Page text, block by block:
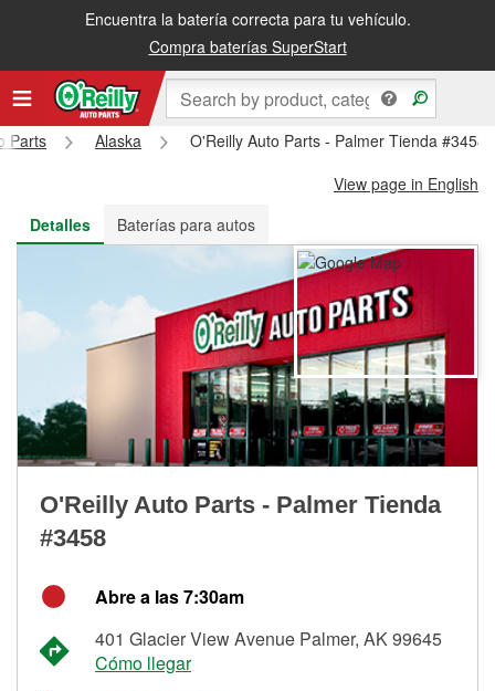
Encuentra la batería correcta para tu vehículo.
Compra baterías SuperStart
Recibe tu orden gratis al día siguiente o recógela en la tienda
Parts Alaska
O'Reilly Auto Parts - Palmer Tienda #3458
View page in English
Detalles
Baterías para autos
O'Reilly Auto Parts - Palmer Tienda
#3458
Abre a las 7:30am
401 Glacier View Avenue Palmer, AK 99645
Cómo llegar